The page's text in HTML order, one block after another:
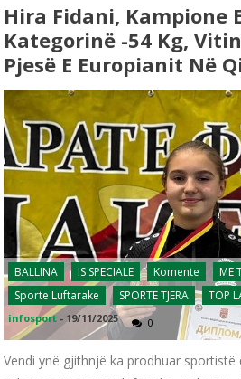
Hira Fidani, Kampione
Kategorinë -54 Kg,
Pjesë E Europianit Në
BALLINA IS SPECIALE Komente
ME
Sporte Luftarake
SPORTE TJERA TOP
infosport - 19/11/2025 0
Vendi ynë gjithnjë ka prodhuar sportistë